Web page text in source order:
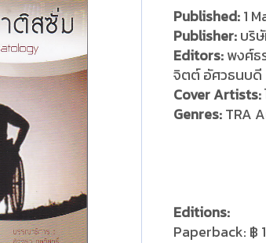
Published:1
Publisher:บริ
Editors:พงศ์ธ
จิตต์ อัศวธนบดี
Cover Artists:
Genres:TRA
Editions:
Paperback: ฿